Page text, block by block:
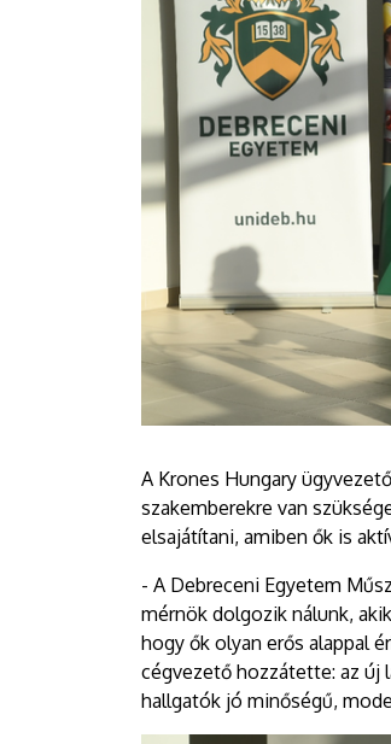
A Krones Hungary
szakemberekre van
elsajátítani, amiben ők is
- A Debreceni Egyetem
mérnök dolgozik nálunk,
hogy ők olyan erős alappal
cégvezető hozzátette: az új
hallgatók jó minőségű,